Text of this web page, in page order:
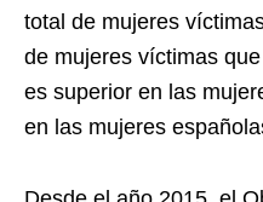
total de mujeres
de mujeres víctimas
es superior en las
en las mujeres